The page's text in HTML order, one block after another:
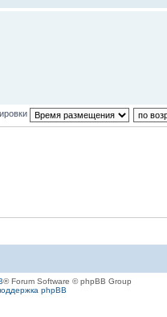
® Forum Software © phpBB Group
phpBB